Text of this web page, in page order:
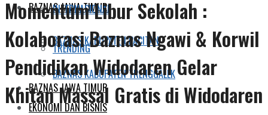
BAZNAS JAWA TIMUR
BAZNAS KABUPATEN PACITAN
BAZNAS KABUPATEN TRENGGALEK
EKONOMI DAN BISNIS
INTERNASIONAL
TRENDING
BAZNAS JAWA TIMUR
Momentum Libur Sekolah :
Kolaborasi Baznas Ngawi & Korwil
Pendidikan Widodaren Gelar
Khitan Massal Gratis di Widodaren